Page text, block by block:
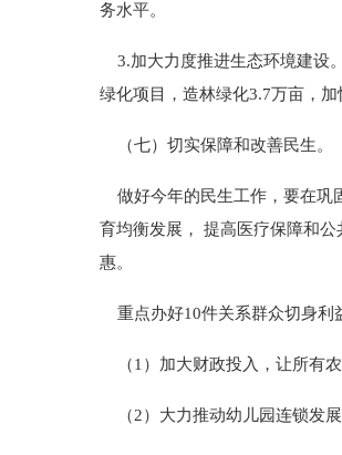
务水平。
3.加大力度推进生态环境建设
绿化项目，造林绿化3.7万亩，
（七）切实保障和改善民生。
做好今年的民生工作，要在巩
育均衡发展， 提高医疗保障和
惠。
重点办好10件关系群众切身利
（1）加大财政投入，让所有
（2）大力推动幼儿园连锁发